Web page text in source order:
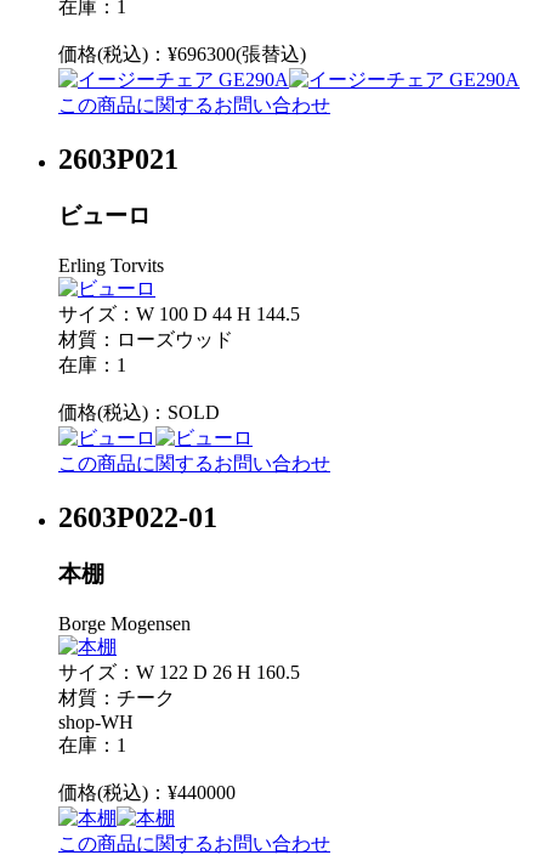
在庫：1
価格(税込)：¥696300(張替込)
この商品に関するお問い合わせ
2603P021
ビューロ
Erling Torvits
サイズ：W 100 D 44 H 144.5
材質：ローズウッド
在庫：1
価格(税込)： SOLD
この商品に関するお問い合わせ
2603P022-01
本棚
Borge Mogensen
サイズ：W 122 D 26 H 160.5
材質：チーク
shop-WH
在庫：1
価格(税込)：¥440000
この商品に関するお問い合わせ